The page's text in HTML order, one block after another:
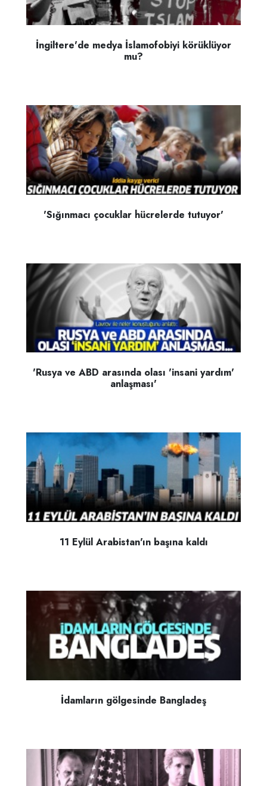
İngiltere'de medya İslamofobiyi körüklüyor
mu?
'Sığınmacı çocuklar hücrelerde tutuyor'
'Rusya ve ABD arasında olası 'insani yardım'
anlaşması'
11 Eylül Arabistan'ın başına kaldı
İdamların gölgesinde Bangladeş